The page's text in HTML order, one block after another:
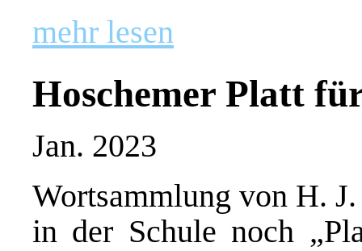
mehr lesen
Hoschemer Platt
Jan. 2023
Wortsammlung von H.
in der Schule noch